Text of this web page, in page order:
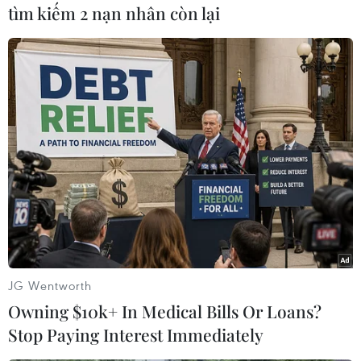
AFP thì đây là vụ tai nạn máy bay tồi tệ nhất ở
Lào kể từ năm 1954 sau vụ rơi máy bay của
hãng Air Vietnam, rơi gần Pakse khiến 47 người
thiệt mạng./.
(Vietnam+)
tìm kiếm 2 nạn nhân còn lại
JG Wentworth
Owning $10k+ In Medical Bills Or Loans?
Stop Paying Interest Immediately